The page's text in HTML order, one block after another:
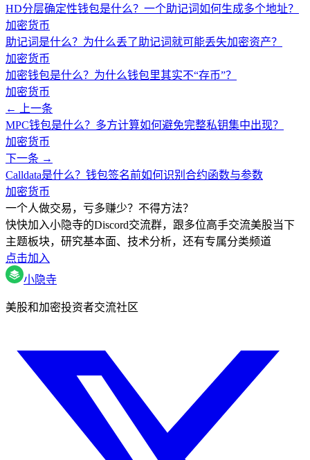
HD分层确定性钱包是什么？一个助记词如何生成多个地址？
加密货币
助记词是什么？为什么丢了助记词就可能丢失加密资产？
加密货币
加密钱包是什么？为什么钱包里其实不“存币”？
加密货币
← 上一条
MPC钱包是什么？多方计算如何避免完整私钥集中出现？
加密货币
下一条 →
Calldata是什么？钱包签名前如何识别合约函数与参数
加密货币
一个人做交易，亏多赚少？不得方法？
快快加入小隐寺的Discord交流群，跟多位高手交流美股当下
主题板块，研究基本面、技术分析，还有专属分类频道
点击加入
小隐寺
美股和加密投资者交流社区